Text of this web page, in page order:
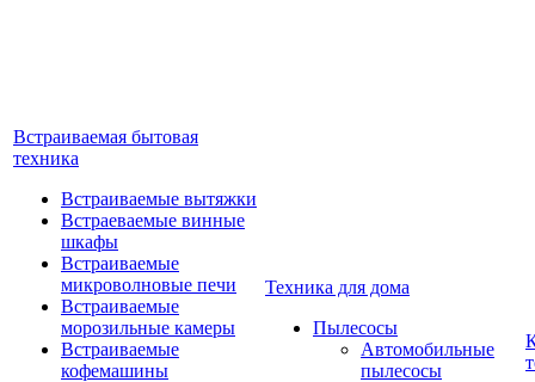
Встраиваемая бытовая
техника
Встраиваемые вытяжки
Встраеваемые винные
шкафы
Встраиваемые
микроволновые печи
Встраиваемые
морозильные камеры
Встраиваемые
кофемашины
Техника для дома
Пылесосы
Автомобильные
пылесосы